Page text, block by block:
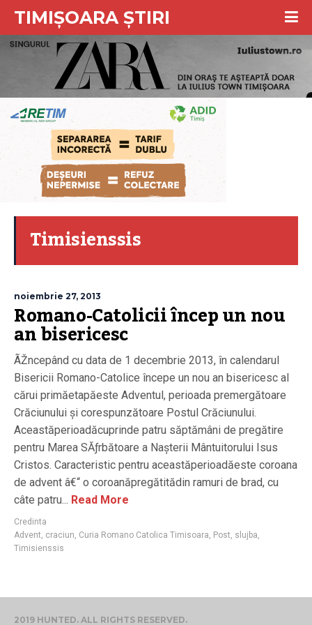
TIMIȘOARA ȘTIRI
Timisienssis
noiembrie 27, 2013
Romano-Catolicii încep un nou
an bisericesc
ÃŽncepând cu data de 1 decembrie 2013, în calendarul
Bisericii Romano-Catolice începe un nou an bisericesc al
cărui primăetapăeste Adventul, perioada premergătoare
Crăciunului și corespunzătoare Postul Crăciunului.
Aceastăperioadăcuprinde patru săptămâni de pregătire
pentru Marea SĂƒrbătoare a Nașterii Mântuitorului Isus
Cristos. Caracteristic pentru aceastăperioadăeste coroana
de advent â€“ o coroanăpregătitădin ramuri de brad, cu
câte patru... Read More
Credinta
Advent, craciun, Curia Romano Catolica Timisoara, Post, slujba,
Timisienssis
2019 HUNTED. ALL RIGHTS RESERVED.